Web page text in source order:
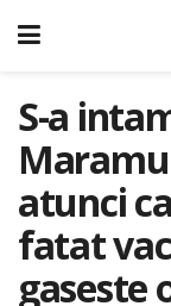
S-a
atunci
fatat
gaseste